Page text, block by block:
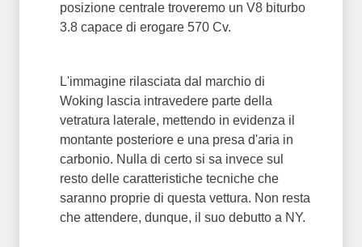
posizione centrale troveremo un V8 biturbo
3.8 capace di erogare 570 Cv.
L'immagine rilasciata dal marchio di
Woking lascia intravedere parte della
vetratura laterale, mettendo in evidenza il
montante posteriore e una presa d'aria in
carbonio. Nulla di certo si sa invece sul
resto delle caratteristiche tecniche che
saranno proprie di questa vettura. Non resta
che attendere, dunque, il suo debutto a NY.